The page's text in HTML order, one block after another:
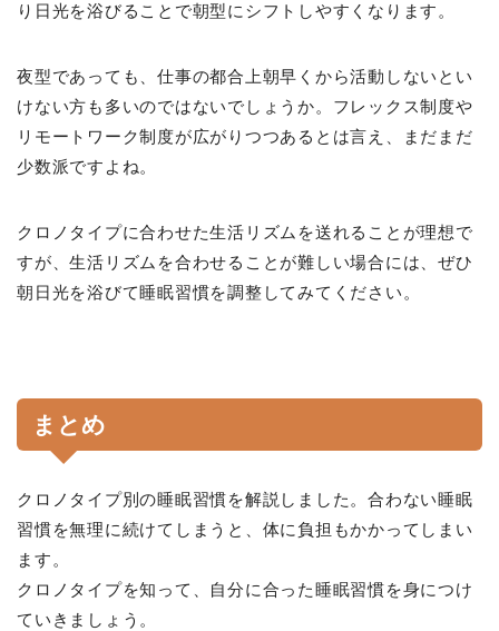
り日光を浴びることで朝型にシフトしやすくなります。
夜型であっても、仕事の都合上朝早くから活動しないとい
けない方も多いのではないでしょうか。フレックス制度や
リモートワーク制度が広がりつつあるとは言え、まだまだ
少数派ですよね。
クロノタイプに合わせた生活リズムを送れることが理想で
すが、生活リズムを合わせることが難しい場合には、ぜひ
朝日光を浴びて睡眠習慣を調整してみてください。
まとめ
クロノタイプ別の睡眠習慣を解説しました。合わない睡眠
習慣を無理に続けてしまうと、体に負担もかかってしまい
ます。
クロノタイプを知って、自分に合った睡眠習慣を身につけ
ていきましょう。